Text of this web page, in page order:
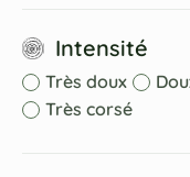
Intensité
Très doux
Très corsé